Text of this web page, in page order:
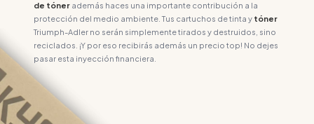
de tóner además haces una importante contribución a la
protección del medio ambiente. Tus cartuchos de tinta y tóner
Triumph-Adler no serán simplemente tirados y destruidos, sino
reciclados. ¡Y por eso recibirás además un precio top! No dejes
pasar esta inyección financiera.